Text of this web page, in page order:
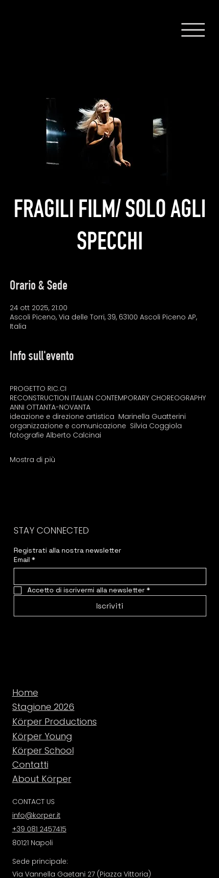
FRAGILI FILM/ SOLO AGLI
SPECCHI
Orario & Sede
24 ott 2025, 21:00
Ascoli Piceno, Via delle Torri, 39, 63100 Ascoli Piceno AP,
Italia
Info sull'evento
PROGETTO RIC.CI
RECONSTRUCTION ITALIAN CONTEMPORARY CHOREOGRAPHY
ANNI OTTANTA-NOVANTA
ideazione e direzione artistica  Marinella Guatterini
organizzazione e comunicazione  Silvia Coggiola
fotografie Alberto Calcinai
Mostra di più
STAY CONNECTED
Registrati alla nostra newsletter
Email *
Accetto di iscrivermi alla newsletter *
Iscriviti
Home
Stagione 2026
Körper Productions
Körper Young
Körper School
Contatti
About Körper
CONTACT US
info@korper.it
+39 081 2457415
Sede principale:
Via Vannella Gaetani 27 (Piazza Vittoria)
80121 Napoli